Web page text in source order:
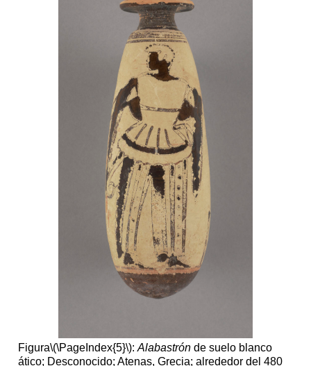
Figura\(\PageIndex{5}\): Alabastrónde suelo blanco
ático; Desconocido; Atenas, Grecia; alrededor del 480